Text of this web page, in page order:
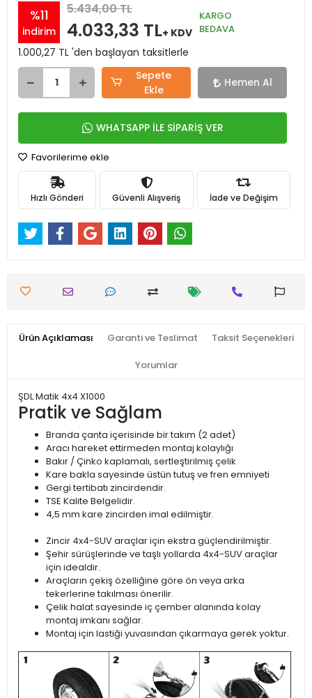
%11
indirim
5.434,00 TL
4.033,33 TL+ KDV
KARGO
BEDAVA
1.000,27 TL 'den başlayan taksitlerle
Sepete
Ekle
Hemen Al
WHATSAPP İLE SİPARİŞ VER
Favorilerime ekle
Hızlı Gönderi Güvenli Alışveriş İade ve Değişim
Ürün Açıklaması Garanti ve Teslimat Taksit Seçenekleri
Yorumlar
ŞDL Matik 4x4 X1000
Pratik ve Sağlam
Branda çanta içerisinde bir takım (2 adet)
Aracı hareket ettirmeden montaj kolaylığı
Bakır / Çinko kaplamalı, sertleştirilmiş çelik
Kare bakla sayesinde üstün tutuş ve fren emniyeti
Gergi tertibatı zincirdendir.
TSE Kalite Belgelidir.
4,5 mm kare zincirden imal edilmiştir.
Zincir 4x4-SUV araçlar için ekstra güçlendirilmiştir.
Şehir sürüşlerinde ve taşlı yollarda 4x4-SUV araçlar
için idealdir.
Araçların çekiş özelliğine göre ön veya arka
tekerlerine takılması önerilir.
Çelik halat sayesinde iç çember alanında kolay
montaj imkanı sağlar.
Montaj için lastiği yuvasından çıkarmaya gerek yoktur.